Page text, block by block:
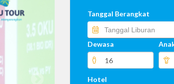
Tanggal Berangkat
Dewasa
Hotel